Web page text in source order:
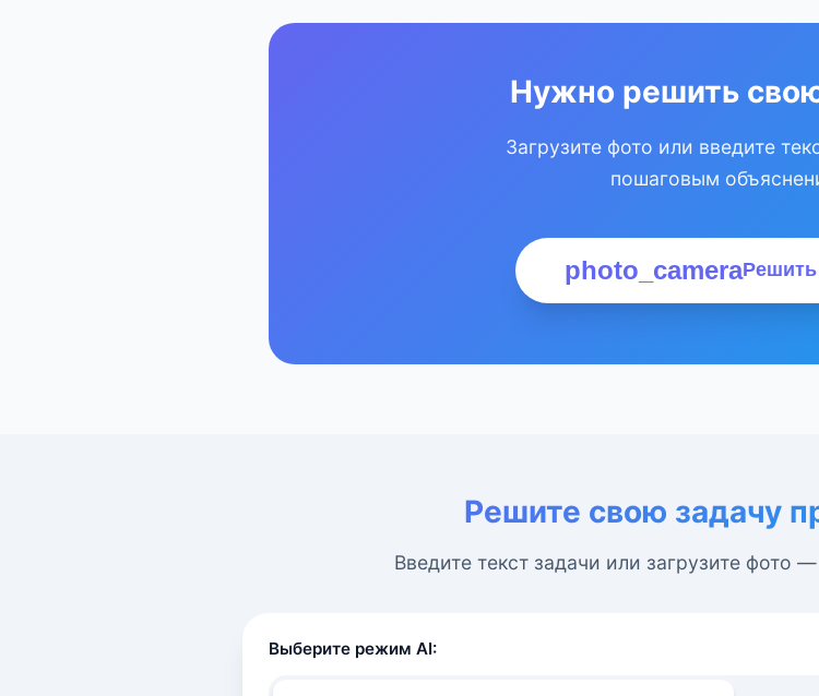
Нужно решить
Загрузите фото или введите
пошаговым
photo_camera
Решите свою задачу
Введите текст задачи или загрузите фото
Выберите режим AI: